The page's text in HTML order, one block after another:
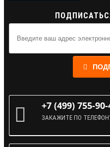
+7 (499) 755-90-
ЗАКАЖИТЕ ПО